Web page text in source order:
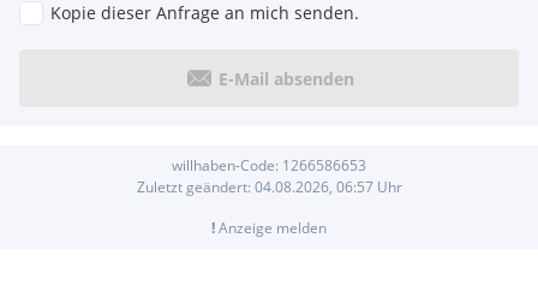
Kopie dieser Anfrage an mich senden.
E-Mail absenden
willhaben-Code: 1266586653
Zuletzt geändert: 04.08.2026, 06:57Uhr
!Anzeige melden